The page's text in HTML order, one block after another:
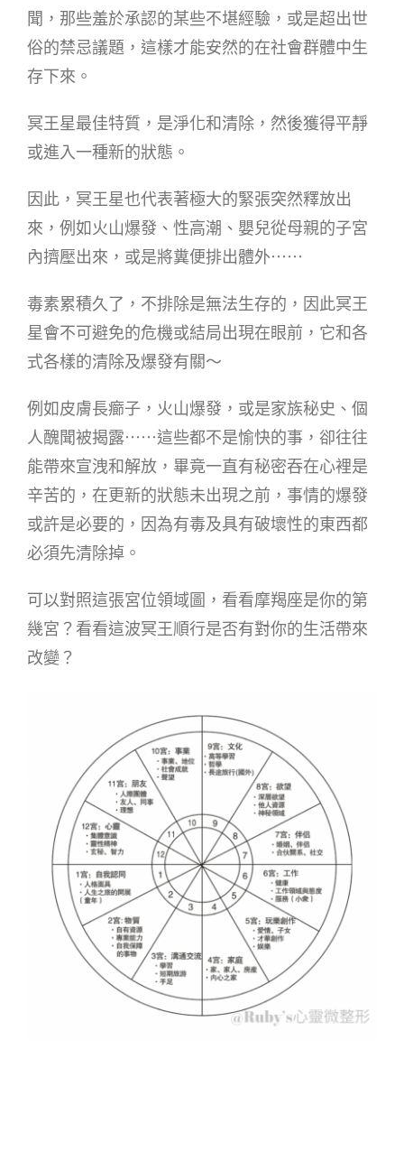
聞，那些羞於承認的某些不堪經驗，或是超出世
俗的禁忌議題，這樣才能安然的在社會群體中生
存下來。
冥王星最佳特質，是淨化和清除，然後獲得平靜
或進入一種新的狀態。
因此，冥王星也代表著極大的緊張突然釋放出
來，例如火山爆發、性高潮、嬰兒從母親的子宮
內擠壓出來，或是將糞便排出體外⋯⋯
毒素累積久了，不排除是無法生存的，因此冥王
星會不可避免的危機或結局出現在眼前，它和各
式各樣的清除及爆發有關～
例如皮膚長癤子，火山爆發，或是家族秘史、個
人醜聞被揭露⋯⋯這些都不是愉快的事，卻往往
能帶來宣洩和解放，畢竟一直有秘密吞在心裡是
辛苦的，在更新的狀態未出現之前，事情的爆發
或許是必要的，因為有毒及具有破壞性的東西都
必須先清除掉。
可以對照這張宮位領域圖，看看摩羯座是你的第
幾宮？看看這波冥王順行是否有對你的生活帶來
改變？